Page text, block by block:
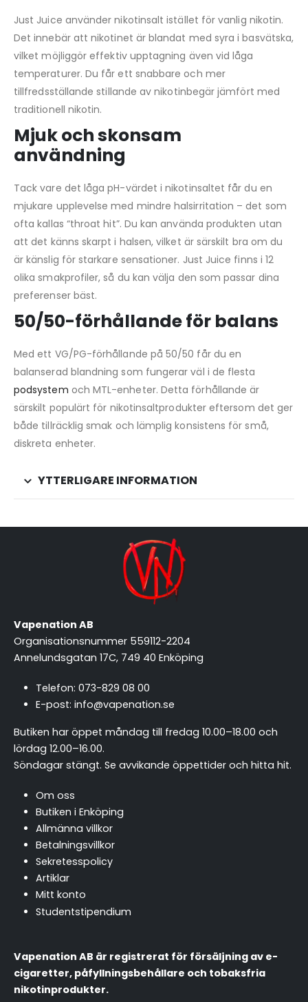
Just Juice använder nikotinsalt istället för vanlig nikotin.
Det innebär att nikotinet är blandat med syra i basvätska,
vilket möjliggör effektiv upptagning även vid låga
temperaturer. Du får ett snabbare och mer
tillfredsställande stillande av nikotinbegär jämfört med
traditionell nikotin.
Mjuk och skonsam
användning
Tack vare det låga pH-värdet i nikotinsaltet får du en
mjukare upplevelse med mindre halsirritation – det som
ofta kallas “throat hit”. Du kan använda produkten utan
att det känns skarpt i halsen, vilket är särskilt bra om du
är känslig för starkare sensationer. Just Juice finns i 12
olika smakprofiler, så du kan välja den som passar dina
preferenser bäst.
50/50-förhållande för balans
Med ett VG/PG-förhållande på 50/50 får du en
balanserad blandning som fungerar väl i de flesta
podsystem och MTL-enheter. Detta förhållande är
särskilt populärt för nikotinsaltprodukter eftersom det ger
både tillräcklig smak och lämplig konsistens för små,
diskreta enheter.
YTTERLIGARE INFORMATION
Vapenation AB
Organisationsnummer 559112-2204
Annelundsgatan 17C, 749 40 Enköping
Telefon: 073-829 08 00
E-post: info@vapenation.se
Butiken har öppet måndag till fredag 10.00–18.00 och
lördag 12.00–16.00.
Söndagar stängt. Se avvikande öppettider och hitta hit.
Om oss
Butiken i Enköping
Allmänna villkor
Betalningsvillkor
Sekretesspolicy
Artiklar
Mitt konto
Studentstipendium
Vapenation AB är registrerat för försäljning av e-
cigaretter, påfyllningsbehållare och tobaksfria
nikotinprodukter.